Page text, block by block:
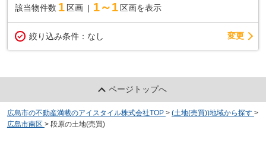
該当物件数 1 区画 1～1 区画を表示
絞り込み条件： なし 変更
ページトップへ
広島市の不動産満載のアイスタイル株式会社TOP > (土地(売買))地域から探す >
広島市南区 > 段原の土地(売買)